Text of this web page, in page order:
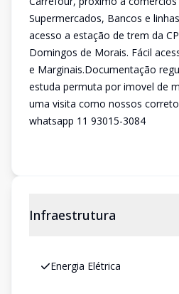
Supermercados, Bancos e
acesso a estação de trem da
Domingos de Morais. Fácil
e Marginais.Documentação
estuda permuta por imovel de
uma visita como nossos
whatsapp 11 93015-3084
Infraestrutura
Energia Elétrica